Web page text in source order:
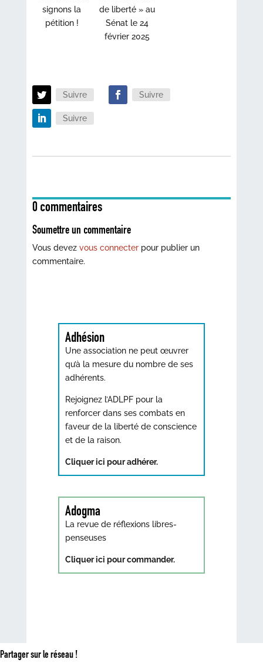
signons la
pétition !
de liberté » au
Sénat le 24
février 2025
Suivre Suivre
Suivre
0 commentaires
Soumettre un commentaire
Vous devez vous connecterpour publier un
commentaire.
Adhésion
Une association ne peut œuvrer
qu’à la mesure du nombre de ses
adhérents.
Rejoignez l’ADLPF pour la
renforcer dans ses combats en
faveur de la liberté de conscience
et de la raison.
Cliquer ici pour adhérer.
Adogma
La revue de réflexions libres-
penseuses
Cliquer ici pour commander.
Partager sur le réseau !